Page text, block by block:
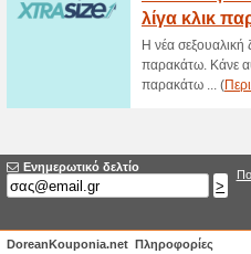
MAC!
Δωρεάν
Άνω!